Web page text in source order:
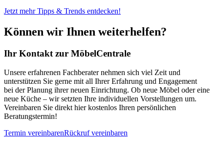
Jetzt mehr Tipps & Trends entdecken!
Können wir Ihnen weiterhelfen?
Ihr Kontakt zur MöbelCentrale
Unsere erfahrenen Fachberater nehmen sich viel Zeit und
unterstützen Sie gerne mit all Ihrer Erfahrung und Engagement
bei der Planung ihrer neuen Einrichtung. Ob neue Möbel oder eine
neue Küche – wir setzten Ihre individuellen Vorstellungen um.
Vereinbaren Sie direkt hier kostenlos Ihren persönlichen
Beratungstermin!
Termin vereinbarenRückruf vereinbaren